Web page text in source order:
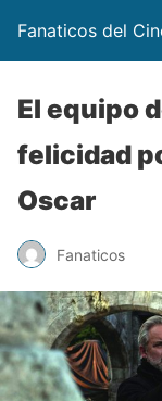
Fanaticos del
El equipo
felicidad
Oscar
Fanaticos